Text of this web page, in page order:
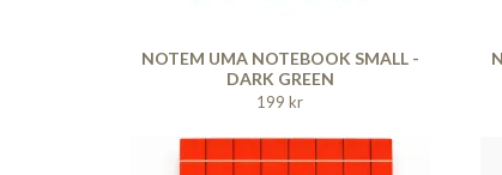
NOTEM UMA NOTEBOOK SMALL -
DARK GREEN
199 kr